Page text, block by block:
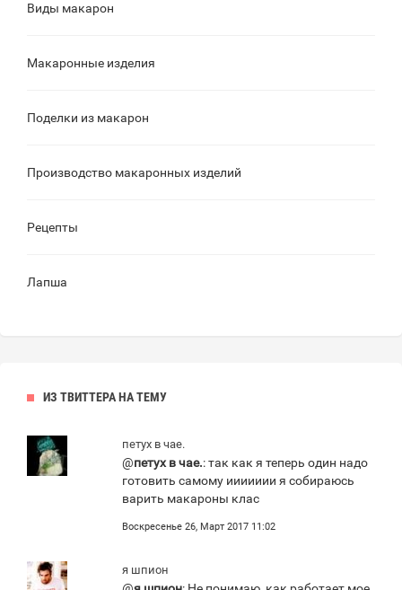
Виды макарон
Макаронные изделия
Поделки из макарон
Производство макаронных изделий
Рецепты
Лапша
ИЗ ТВИТТЕРА НА ТЕМУ
петух в чае.
@петух в чае.: так как я теперь один надо
готовить самому иииииии я собираюсь
варить макароны клас
Воскресенье 26, Март 2017 11:02
я шпион